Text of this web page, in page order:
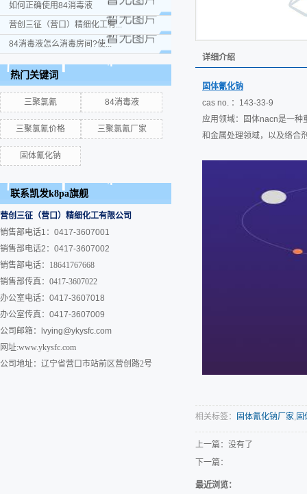
如何正确使用84消毒液
营创三征（营口）精细化工有...
84消毒液怎么消毒房间?使...
热门关键词
三聚氯氰 84消毒液
三聚氯氰价格 三聚氯氰厂家
固体氰化钠
联系凯发k8pa旗舰
营创三征（营口）精细化工有限公司
销售部电话1：0417-3607001
销售部电话2：0417-3607002
销售部电话：18641767668
销售部传真：0417-3607022
办公室电话：0417-3607018
办公室传真：0417-3607009
公司邮箱：
lvying@ykysfc.com
网址:www.ykysfc.com
公司地址：辽宁省营口市站前区营创路2号
详细介绍
固体氰化钠
cas no. ：143-33-9
应用领域：固体nacn是一种
和金属处理领域，以及络合
相关标签： 固体氰化钠厂家,固
上一篇：没有了
下一篇：
最近浏览：